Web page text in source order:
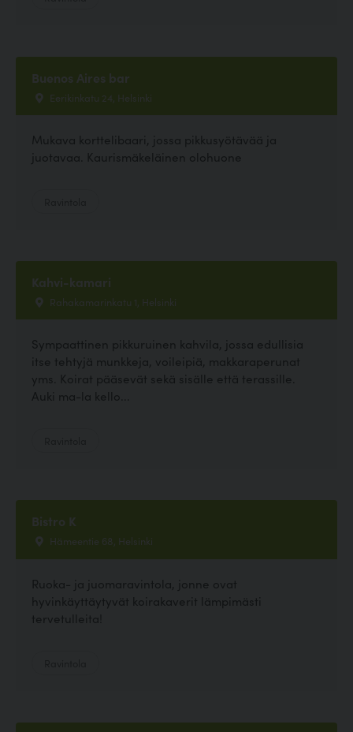
Buenos Aires bar
Eerikinkatu 24, Helsinki
Mukava korttelibaari, jossa pikkusyötävää ja
juotavaa. Kaurismäkeläinen olohuone
Kahvi-kamari
Rahakamarinkatu 1, Helsinki
Sympaattinen pikkuruinen kahvila, jossa edullisia
itse tehtyjä munkkeja, voileipiä, makkaraperunat
yms. Koirat pääsevät sekä sisälle että terassille.
Auki ma-la kello...
Bistro K
Hämeentie 68, Helsinki
Ruoka- ja juomaravintola, jonne ovat
hyvinkäyttäytyvät koirakaverit lämpimästi
tervetulleita!